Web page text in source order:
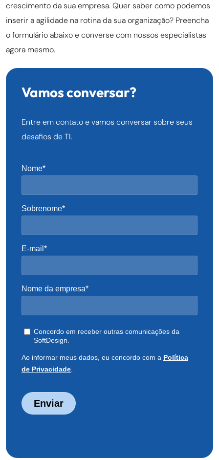
crescimento da sua empresa. Quer saber como podemos
inserir a agilidade na rotina da sua organização? Preencha
o formulário abaixo e converse com nossos especialistas
agora mesmo.
Vamos conversar?
Entre em contato e vamos conversar sobre seus
desafios de TI.